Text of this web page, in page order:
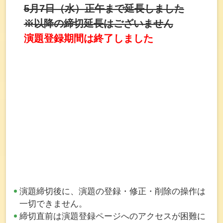
5月7日（水）正午まで延長しました
※以降の締切延長はございません
演題登録期間は終了しました
演題締切後に、演題の登録・修正・削除の操作は
一切できません。
締切直前は演題登録ページへのアクセスが困難に